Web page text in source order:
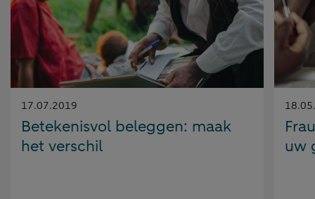
Gepubliceerd
op:
17.07.2019
Betekenisvol beleggen: maak
het verschil
op:
uw